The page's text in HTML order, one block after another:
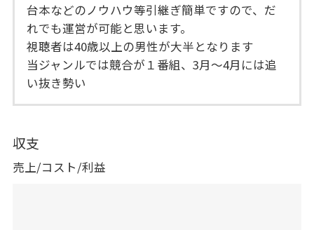
台本などのノウハウ等引継ぎ簡単ですので、だ
れでも運営が可能と思います。
視聴者は40歳以上の男性が大半となります
当ジャンルでは競合が１番組、3月～4月には追
い抜き勢い
収支
売上/コスト/利益